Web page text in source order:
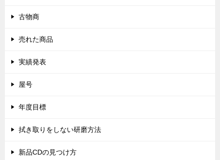
古物商
売れた商品
実績発表
屋号
年度目標
拭き取りをしない研磨方法
新品CDの見つけ方